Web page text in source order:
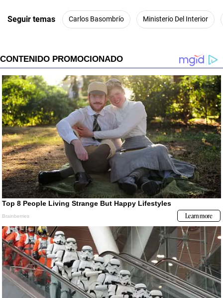
Seguir temas Carlos Basombrío Ministerio Del Interior